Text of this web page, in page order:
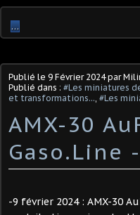
…
Publié le 9 Février 2024par
Publié dans : #Les miniatures
et transformations..., #Les
AMX-30
Gaso.Line
-9 février 2024 : AMX-30